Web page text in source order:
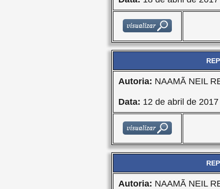
Autoria: NAAMÃ NEIL
Data: 12 de abril de 2017
Autoria: NAAMÃ NEIL